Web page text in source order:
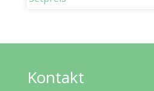
Kontakt